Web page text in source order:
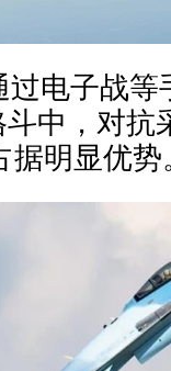
电子战
中，对抗
据明显优势